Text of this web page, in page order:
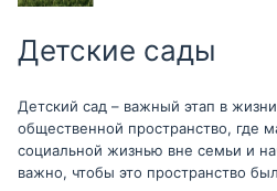
Детские сады
Детский сад – важный этап в
общественной пространство, где
социальной жизнью вне семьи и
важно, чтобы это пространство